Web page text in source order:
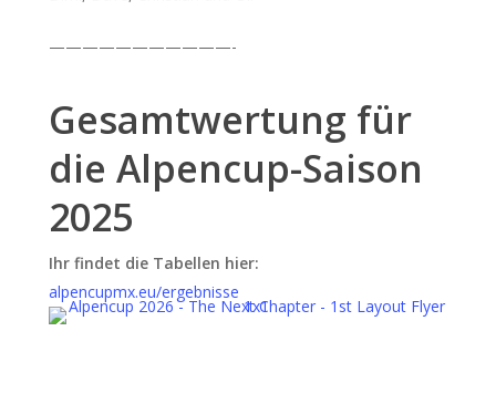
———————————-
Gesamtwertung für
die Alpencup-Saison
2025
Ihr findet die Tabellen hier:
alpencupmx.eu/ergebnisse